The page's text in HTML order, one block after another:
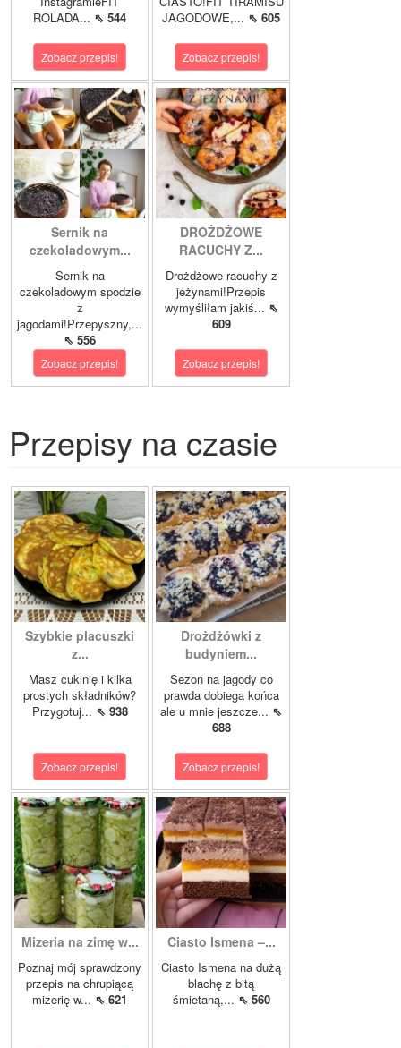
ROLADA... ⇖ 544
Zobacz przepis!
JAGODOWE,... ⇖ 605
Zobacz przepis!
Sernik na
czekoladowym...
Sernik na
czekoladowym spodzie
z
jagodami!Przepyszny,...
⇖ 556
Zobacz przepis!
DROŻDŻOWE
RACUCHY Z...
Drożdżowe racuchy z
jeżynami!Przepis
wymyśliłam jakiś... ⇖
609
Zobacz przepis!
Przepisy na czasie
Szybkie placuszki
z...
Masz cukinię i kilka
prostych składników?
Przygotuj... ⇖ 938
Zobacz przepis!
Drożdżówki z
budyniem...
Sezon na jagody co
prawda dobiega końca
ale u mnie jeszcze... ⇖
688
Zobacz przepis!
Mizeria na zimę w...
Poznaj mój sprawdzony
przepis na chrupiącą
mizerię w... ⇖ 621
Ciasto Ismena –...
Ciasto Ismena na dużą
blachę z bitą
śmietaną,... ⇖ 560